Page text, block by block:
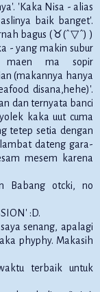
'Kaka Nisa - alias
baik banget'.
bagus (♉(ˆ▽ˆ) )
- yang makin subur
maen ma sopir
(makannya hanya
disana,hehe)'.
dan ternyata banci
kaka uut cuma
tetep setia dengan
dateng gara-
mesem karena
Babang otcki, no
:D.
senang, apalagi
phyphy. Makasih
terbaik untuk